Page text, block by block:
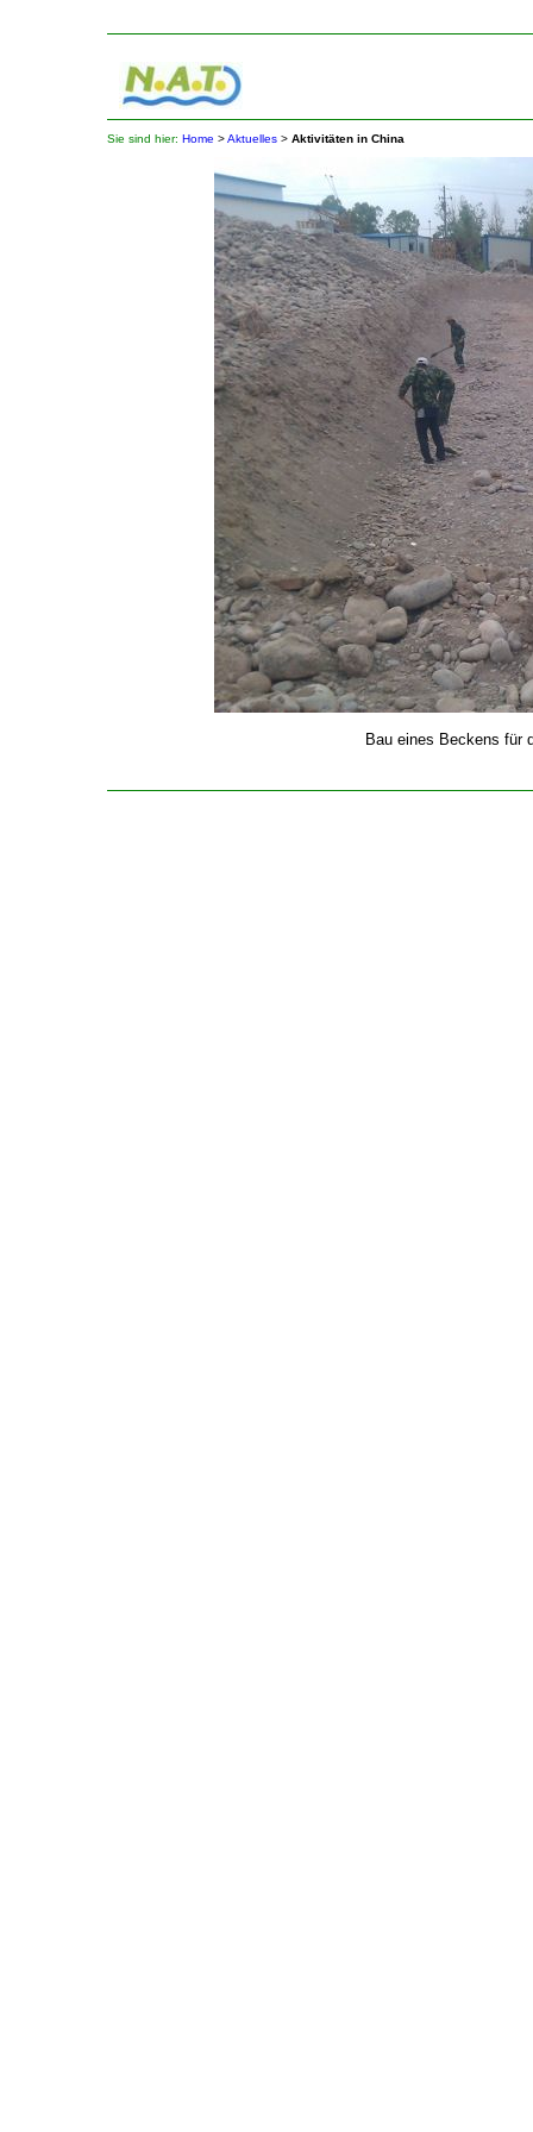
Sie sind hier: Home >Aktuelles > Aktivitäten in China
Bau eines Beckens für